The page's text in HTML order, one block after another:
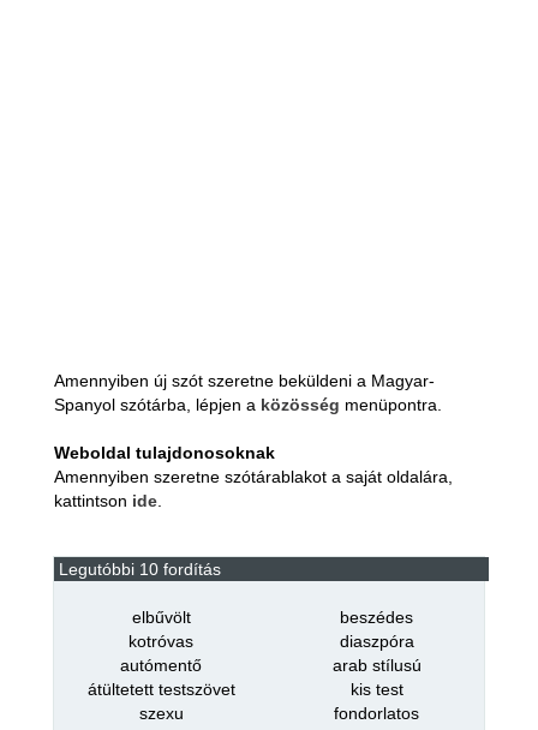
Amennyiben új szót szeretne beküldeni a Magyar-
Spanyol szótárba, lépjen a közösség menüpontra.
Weboldal tulajdonosoknak
Amennyiben szeretne szótárablakot a saját oldalára,
kattintson ide.
Legutóbbi 10 fordítás
elbűvölt
beszédes
kotróvas
diaszpóra
autómentő
arab stílusú
átültetett testszövet
kis test
szexu
fondorlatos